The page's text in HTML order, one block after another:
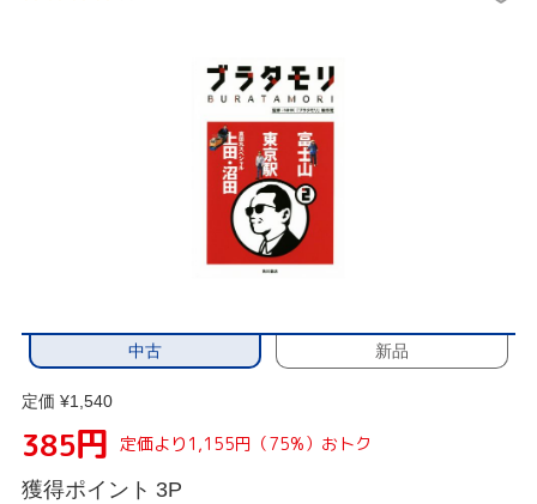
中古 新品
定価 ¥1,540
385円 定価より1,155円（75%）おトク
獲得ポイント 3P